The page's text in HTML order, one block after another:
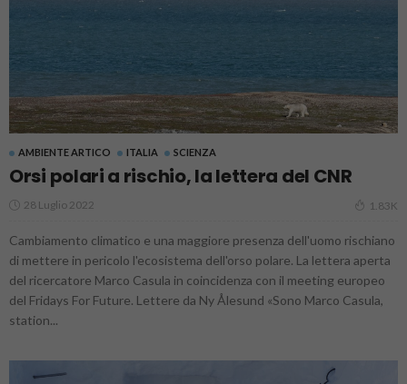
AMBIENTE ARTICO ITALIA SCIENZA
Orsi polari a rischio, la lettera del CNR
28 Luglio 2022 1.83K
Cambiamento climatico e una maggiore presenza dell'uomo rischiano
di mettere in pericolo l'ecosistema dell'orso polare. La lettera aperta
del ricercatore Marco Casula in coincidenza con il meeting europeo
del Fridays For Future. Lettere da Ny Ålesund «Sono Marco Casula,
station...